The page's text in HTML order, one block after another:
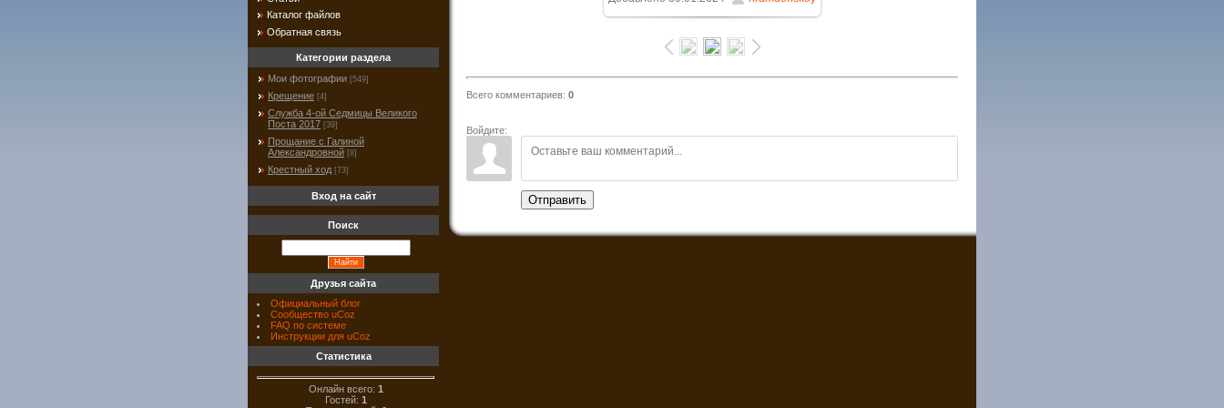
58.7Kb
Всего комментариев: 0
Войдите:
Отправить
Каталог файлов
Обратная связь
Категории раздела
Мои фотографии [549]
Крещение [4]
Служба 4-ой Седмицы Великого
Поста 2017 [39]
Прощание с Галиной
Александровной [8]
Крестный ход [73]
Вход на сайт
Поиск
Друзья сайта
Официальный блог
Сообщество uCoz
FAQ по системе
Инструкции для uCoz
Статистика
Онлайн всего: 1
Гостей: 1